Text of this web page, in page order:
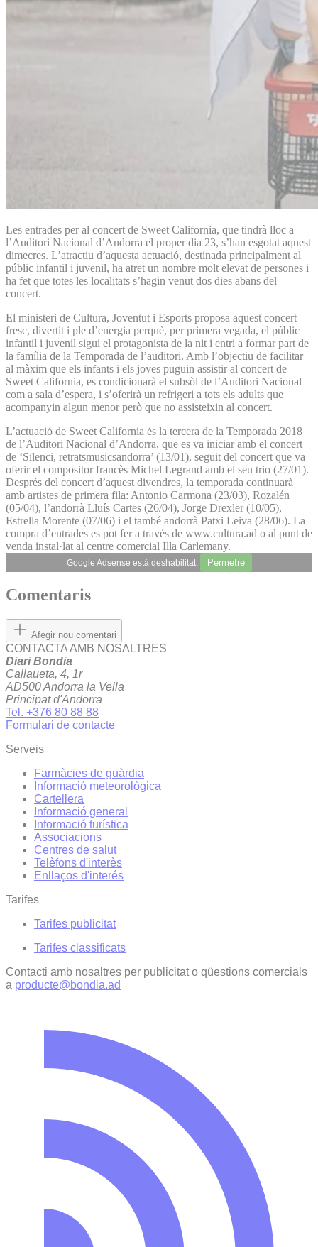
Les entrades per al concert de Sweet California, que tindrà lloc a
l’Auditori Nacional d’Andorra el proper dia 23, s’han esgotat aquest
dimecres. L’atractiu d’aquesta actuació, destinada principalment al
públic infantil i juvenil, ha atret un nombre molt elevat de persones i
ha fet que totes les localitats s’hagin venut dos dies abans del
concert.
El ministeri de Cultura, Joventut i Esports proposa aquest concert
fresc, divertit i ple d’energia perquè, per primera vegada, el públic
infantil i juvenil sigui el protagonista de la nit i entri a formar part de
la família de la Temporada de l’auditori. Amb l’objectiu de facilitar
al màxim que els infants i els joves puguin assistir al concert de
Sweet California, es condicionarà el subsòl de l’Auditori Nacional
com a sala d’espera, i s’oferirà un refrigeri a tots els adults que
acompanyin algun menor però que no assisteixin al concert.
L’actuació de Sweet California és la tercera de la Temporada 2018
de l’Auditori Nacional d’Andorra, que es va iniciar amb el concert
de ‘Silenci, retratsmusicsandorra’ (13/01), seguit del concert que va
oferir el compositor francès Michel Legrand amb el seu trio (27/01).
Després del concert d’aquest divendres, la temporada continuarà
amb artistes de primera fila: Antonio Carmona (23/03), Rozalén
(05/04), l’andorrà Lluís Cartes (26/04), Jorge Drexler (10/05),
Estrella Morente (07/06) i el també andorrà Patxi Leiva (28/06). La
compra d’entrades es pot fer a través de www.cultura.ad o al punt de
venda instal·lat al centre comercial Illa Carlemany.
Google Adsense està deshabilitat. Permetre
Comentaris
Afegir nou comentari
CONTACTA AMB NOSALTRES
Diari Bondia
Callaueta, 4, 1r
AD500 Andorra la Vella
Principat d'Andorra
Tel. +376 80 88 88
Formulari de contacte
Serveis
Farmàcies de guàrdia
Informació meteorològica
Cartellera
Informació general
Informació turística
Associacions
Centres de salut
Telèfons d'interès
Enllaços d'interés
Tarifes
Tarifes publicitat
Tarifes classificats
Contacti amb nosaltres per publicitat o qüestions comercials
a producte@bondia.ad